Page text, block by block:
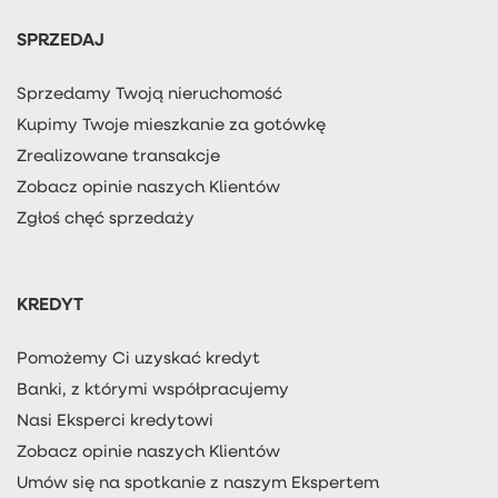
SPRZEDAJ
Sprzedamy Twoją nieruchomość
Kupimy Twoje mieszkanie za gotówkę
Zrealizowane transakcje
Zobacz opinie naszych Klientów
Zgłoś chęć sprzedaży
KREDYT
Pomożemy Ci uzyskać kredyt
Banki, z którymi współpracujemy
Nasi Eksperci kredytowi
Zobacz opinie naszych Klientów
Umów się na spotkanie z naszym Ekspertem